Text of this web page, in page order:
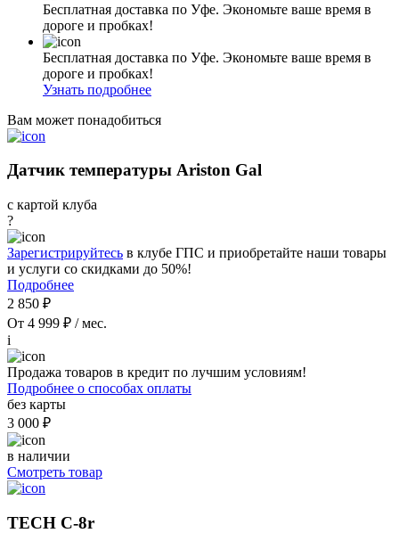
Бесплатная доставка по Уфе. Экономьте ваше время в
дороге и пробках!
Бесплатная доставка по Уфе. Экономьте ваше время в
дороге и пробках!
Узнать подробнее
Вам может понадобиться
Датчик температуры Ariston Gal
с картой клуба
?
Зарегистрируйтесь в клубе ГПС и приобретайте наши товары
и услуги со скидками до 50%!
Подробнее
2 850 ₽
От 4 999 ₽ / мес.
i
Продажа товаров в кредит по лучшим условиям!
Подробнее о способах оплаты
без карты
3 000 ₽
в наличии
Смотреть товар
TECH C-8r